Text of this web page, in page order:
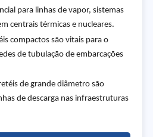
para linhas de vapor, sistemas
centrais térmicas e nucleares.
compactos são vitais para o
de tubulação de embarcações
de grande diâmetro são
de descarga nas infraestruturas